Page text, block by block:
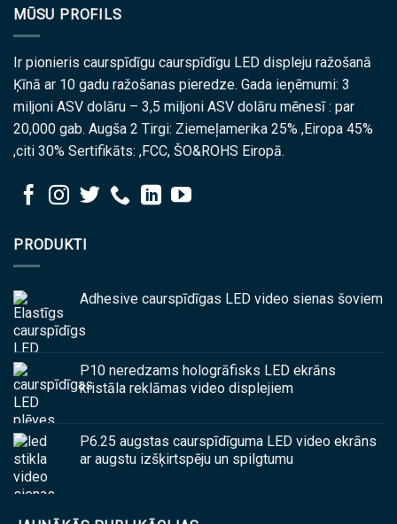
MŪSU PROFILS
Ir pionieris caurspīdīgu caurspīdīgu LED displeju ražošanā
Ķīnā ar 10 gadu ražošanas pieredze. Gada ieņēmumi: 3
miljoni ASV dolāru – 3,5 miljoni ASV dolāru mēnesī : par
20,000 gab. Augša 2 Tirgi: Ziemeļamerika 25% ,Eiropa 45%
,citi 30% Sertifikāts: ,FCC, ŠO&ROHS Eiropā.
PRODUKTI
Adhesive caurspīdīgas LED video sienas šoviem
P10 neredzams hologrāfisks LED ekrāns
kristāla reklāmas video displejiem
P6.25 augstas caurspīdīguma LED video ekrāns
ar augstu izšķirtspēju un spilgtumu